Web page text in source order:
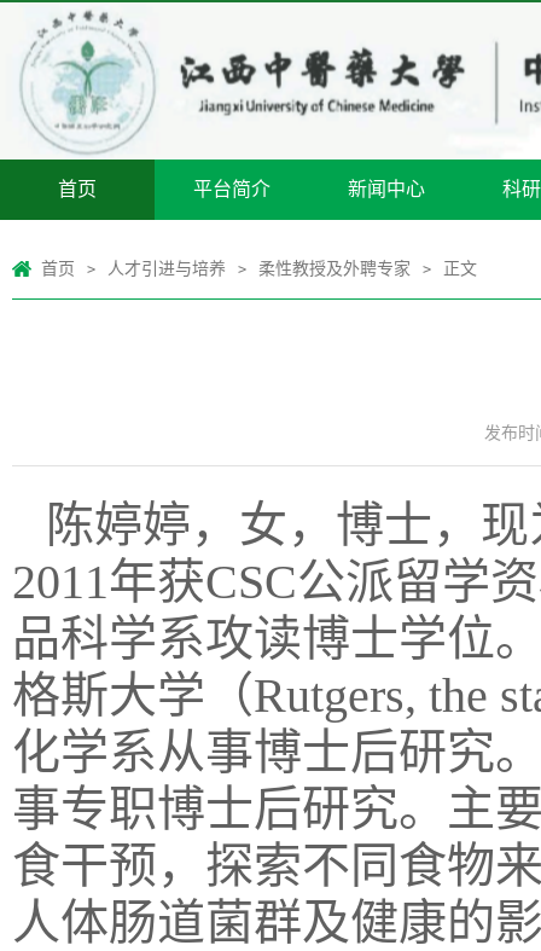
首页 平台简介 新闻中心 科
首页 > 人才引进与培养 > 柔性教授及外聘专家 > 正文
发布时
陈婷婷，女，博士，
2011年获CSC公派留学
品科学系攻读博士学位
格斯大学（Rutgers, the
化学系从事博士后研究
事专职博士后研究。主
食干预，探索不同食物
人体肠道菌群及健康的